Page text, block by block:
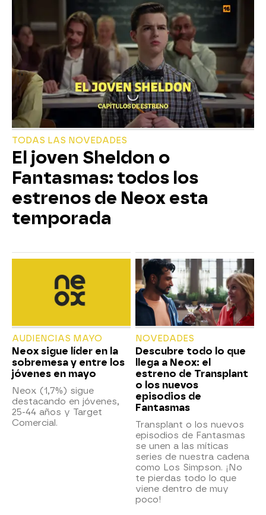
TODAS LAS NOVEDADES
El joven Sheldon o
Fantasmas: todos los
estrenos de Neox esta
temporada
AUDIENCIAS MAYO
Neox sigue líder en la
sobremesa y entre los
jóvenes en mayo
Neox (1,7%) sigue
destacando en jóvenes,
25-44 años y Target
Comercial.
NOVEDADES
Descubre todo lo que
llega a Neox: el
estreno de Transplant
o los nuevos
episodios de
Fantasmas
Transplant o los nuevos
episodios de Fantasmas
se unen a las míticas
series de nuestra cadena
como Los Simpson. ¡No
te pierdas todo lo que
viene dentro de muy
poco!